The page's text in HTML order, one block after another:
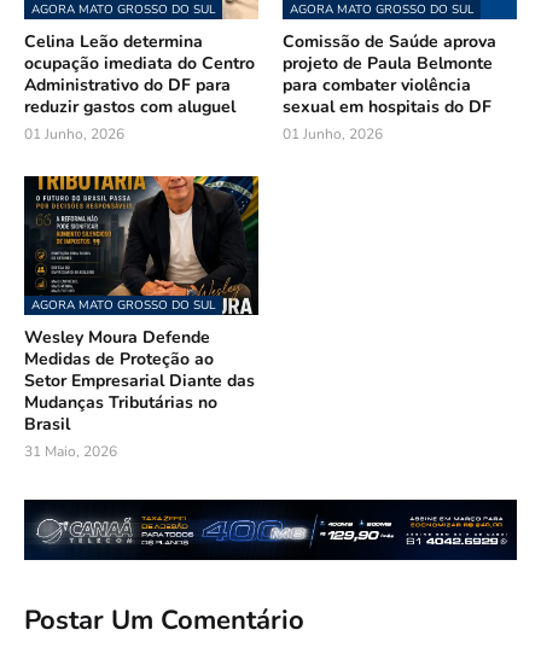
AGORA MATO GROSSO DO SUL
Celina Leão determina
ocupação imediata do Centro
Administrativo do DF para
reduzir gastos com aluguel
01 Junho, 2026
AGORA MATO GROSSO DO SUL
Comissão de Saúde aprova
projeto de Paula Belmonte
para combater violência
sexual em hospitais do DF
01 Junho, 2026
AGORA MATO GROSSO DO SUL
Wesley Moura Defende
Medidas de Proteção ao
Setor Empresarial Diante das
Mudanças Tributárias no
Brasil
31 Maio, 2026
Postar Um Comentário